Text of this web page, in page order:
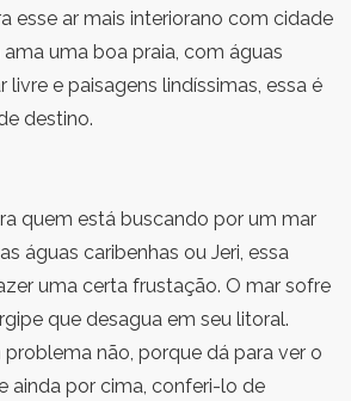
esse ar mais interiorano com cidade
uma boa praia, com águas
livre e paisagens lindíssimas, essa é
destino.
quem está buscando por um mar
águas caribenhas ou Jeri, essa
uma certa frustação. O mar sofre
que desagua em seu litoral.
problema não, porque dá para ver o
ainda por cima, conferi-lo de